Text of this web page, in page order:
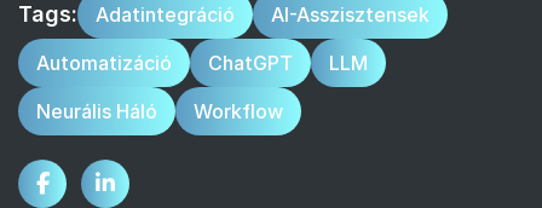
Tags: Adatintegráció
AI-Asszisztensek
Automatizáció
ChatGPT
LLM
Neurális Háló
Workflow